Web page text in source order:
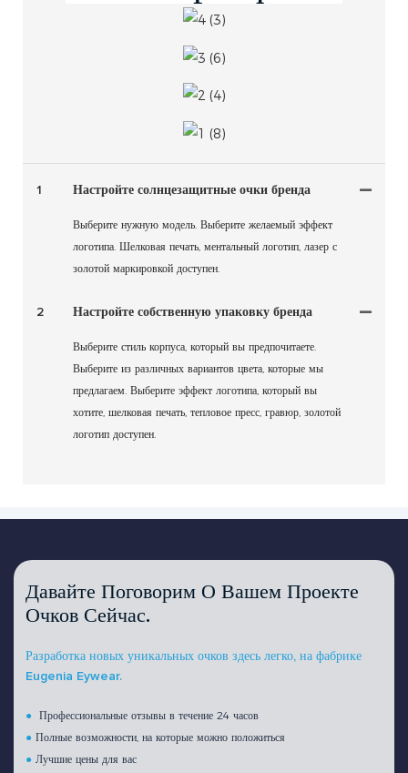
1 Настройте солнцезащитные очки бренда
Выберите нужную модель. Выберите желаемый эффект
логотипа. Шелковая печать, ментальный логотип, лазер с
золотой маркировкой доступен.
2 Настройте собственную упаковку бренда
Выберите стиль корпуса, который вы предпочитаете.
Выберите из различных вариантов цвета, которые мы
предлагаем. Выберите эффект логотипа, который вы
хотите, шелковая печать, тепловое пресс, гравюр, золотой
логотип доступен.
Давайте Поговорим О Вашем Проекте
Очков Сейчас.
Разработка новых уникальных очков здесь легко, на фабрике
Eugenia Eywear.
● Профессиональные отзывы в течение 24 часов
●Полные возможности, на которые можно положиться
●Лучшие цены для вас